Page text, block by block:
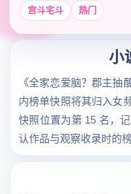
宫斗宅斗 热门
小
《全家恋爱脑？郡主抽
内榜单快照将其归入女
快照位置为第 15 名，
认作品与观察收录时的